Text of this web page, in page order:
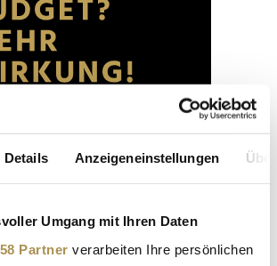
Details Anzeigeneinstellungen
Umgang mit Ihren Daten
Partner verarbeiten Ihre persönlichen